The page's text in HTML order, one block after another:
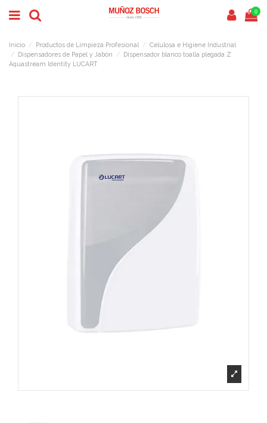
0
Inicio Productos de Limpieza Profesional
Celulosa e Higiene Industrial
Dispensadores de Papel y Jabón
Dispensador blanco toalla plegada Z
Aquastream Identity LUCART